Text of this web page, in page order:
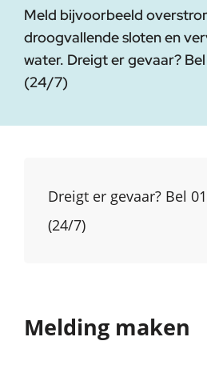
Meld bijvoorbeeld
droogvallende sloten en
water. Dreigt er gevaar?
(24/7)
Dreigt er gevaar? Bel
(24/7)
Melding maken